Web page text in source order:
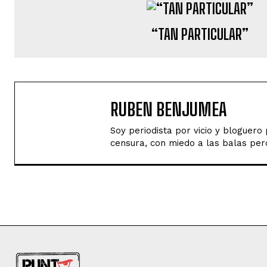
“TAN PARTICULAR”
RUBEN BENJUMEA
Soy periodista por vicio y
censura, con miedo a las balas